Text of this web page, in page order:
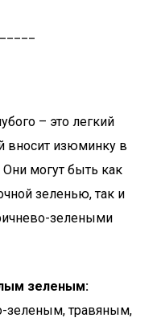
– это легкий
вносит изюминку в
могут быть как
зеленью, так и
зелеными
зеленым:
зеленым, травяным,